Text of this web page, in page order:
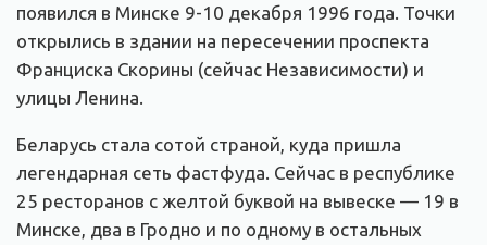
появился в Минске 9-10 декабря 1996 года. Точки
открылись в здании на пересечении проспекта
Франциска Скорины (сейчас Независимости) и
улицы Ленина.
Беларусь стала сотой страной, куда пришла
легендарная сеть фастфуда. Сейчас в республике
25 ресторанов с желтой буквой на вывеске — 19 в
Минске, два в Гродно и по одному в остальных